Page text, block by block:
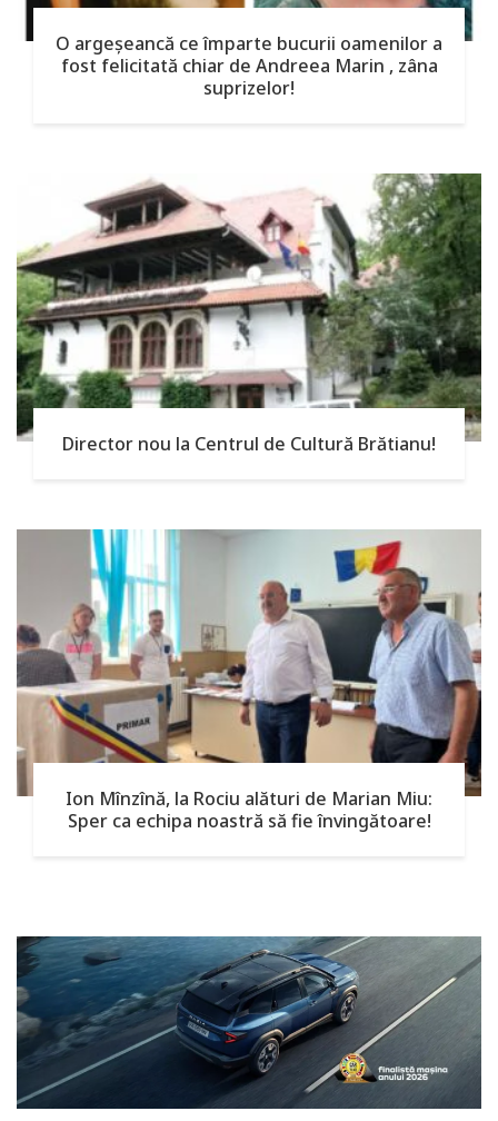
O argeşeancă ce împarte bucurii oamenilor a
fost felicitată chiar de Andreea Marin , zâna
suprizelor!
Director nou la Centrul de Cultură Brătianu!
Ion Mînzînă, la Rociu alături de Marian Miu:
Sper ca echipa noastră să fie învingătoare!